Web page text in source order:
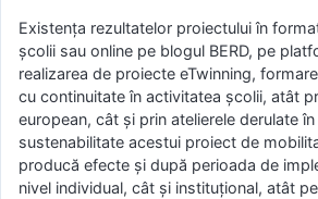
Existența rezultatelor proiectului în
școlii sau online pe blogul BERD, pe
realizarea de proiecte eTwinning,
cu continuitate în activitatea școlii, atât
european, cât și prin atelierele derulate
sustenabilitate acestui proiect de
producă efecte și după perioada de
nivel individual, cât și instituțional, atât